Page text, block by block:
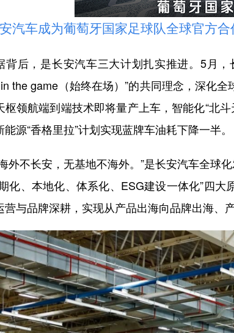
车成为葡萄牙国家足球队全球官方合
后，是长安汽车三大计划扎实推进。5月，
the game（始终在场）”的共同理念，深化
枢领航端到端技术即将量产上车，智能化“北
源“香格里拉”计划实现蓝牌车油耗下降一半。
不长安，无基地不海外。”是长安汽车全球化
化、本地化、体系化、ESG建设一体化”四
营与品牌深耕，实现从产品出海向品牌出海、